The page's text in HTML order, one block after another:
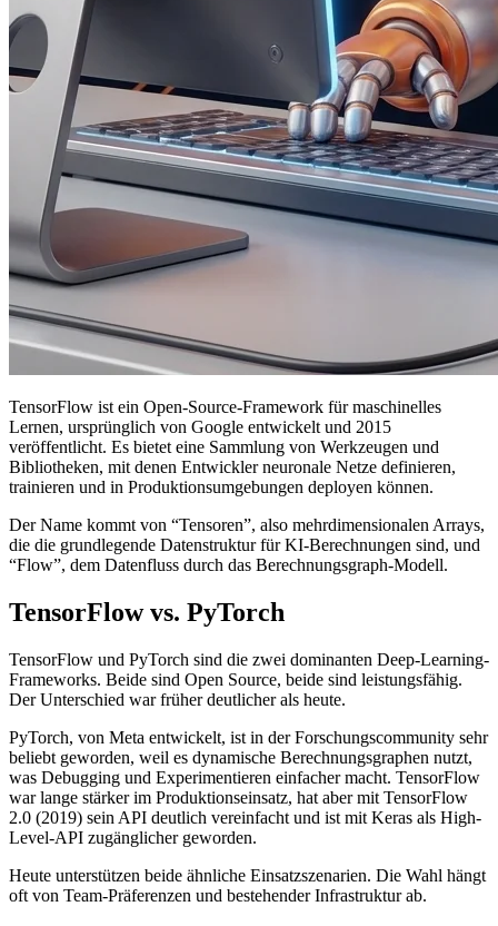
TensorFlow ist ein Open-Source-Framework für maschinelles
Lernen, ursprünglich von Google entwickelt und 2015
veröffentlicht. Es bietet eine Sammlung von Werkzeugen und
Bibliotheken, mit denen Entwickler neuronale Netze definieren,
trainieren und in Produktionsumgebungen deployen können.
Der Name kommt von “Tensoren”, also mehrdimensionalen Arrays,
die die grundlegende Datenstruktur für KI-Berechnungen sind, und
“Flow”, dem Datenfluss durch das Berechnungsgraph-Modell.
TensorFlow vs. PyTorch
TensorFlow und PyTorch sind die zwei dominanten Deep-Learning-
Frameworks. Beide sind Open Source, beide sind leistungsfähig.
Der Unterschied war früher deutlicher als heute.
PyTorch, von Meta entwickelt, ist in der Forschungscommunity sehr
beliebt geworden, weil es dynamische Berechnungsgraphen nutzt,
was Debugging und Experimentieren einfacher macht. TensorFlow
war lange stärker im Produktionseinsatz, hat aber mit TensorFlow
2.0 (2019) sein API deutlich vereinfacht und ist mit Keras als High-
Level-API zugänglicher geworden.
Heute unterstützen beide ähnliche Einsatzszenarien. Die Wahl hängt
oft von Team-Präferenzen und bestehender Infrastruktur ab.